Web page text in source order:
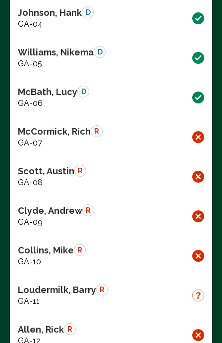
Johnson, Hank D
GA-04
Williams, Nikema D
GA-05
McBath, Lucy D
GA-06
McCormick, Rich R
GA-07
Scott, Austin R
GA-08
Clyde, Andrew R
GA-09
Collins, Mike R
GA-10
Loudermilk, Barry R
GA-11
Allen, Rick R
GA-12